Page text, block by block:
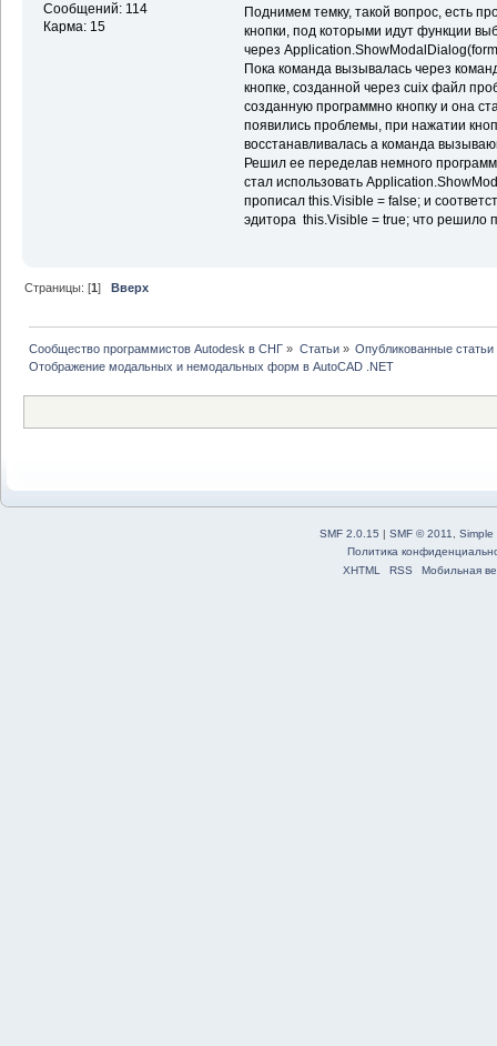
Сообщений: 114
Карма: 15
Поднимем темку, такой вопрос, есть
кнопки, под которыми идут функции
через
Пока команда вызывалась через
кнопке, созданной через cuix файл
созданную программно кнопку и она
появились проблемы, при нажатии
восстанавливалась а команда
Решил ее переделав немного
стал использовать
прописал this.Visible = false; и
эдитора this.Visible = true; что решило
Страницы: [1] Вверх
Сообщество программистов Autodesk в СНГ » Статьи» Опубликованные статьи
Отображение модальных и немодальных форм в AutoCAD .NET
SMF 2.0.15 | SMF © 2011, Simple
Политика
XHTML
RSS Мобильная